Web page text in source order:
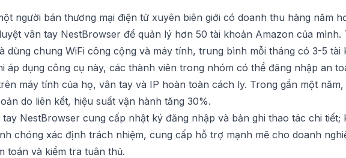
người bán thương mại điện tử xuyên biên giới có doanh thu hàng năm
vân tay NestBrowser để quản lý hơn 50 tài khoản Amazon của mình.
dùng chung WiFi công cộng và máy tính, trung bình mỗi tháng có 3-5 tài
áp dụng công cụ này, các thành viên trong nhóm có thể đăng nhập an
máy tính của họ, vân tay và IP hoàn toàn cách ly. Trong gần một
do liên kết, hiệu suất vận hành tăng 30%.
NestBrowser cung cấp nhật ký đăng nhập và bản ghi thao tác chi tiết;
chóng xác định trách nhiệm, cung cấp hỗ trợ mạnh mẽ cho doanh
toán và kiểm tra tuân thủ.